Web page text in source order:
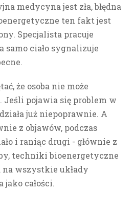
medycyna jest zła, błędna
ten fakt jest
Specjalista pracuje
samo ciało sygnalizuje
że osoba nie może
Jeśli pojawia się problem w
już niepoprawnie. A
z objawów, podczas
i raniąc drugi - głównie z
techniki bioenergetyczne
wszystkie układy
całości.